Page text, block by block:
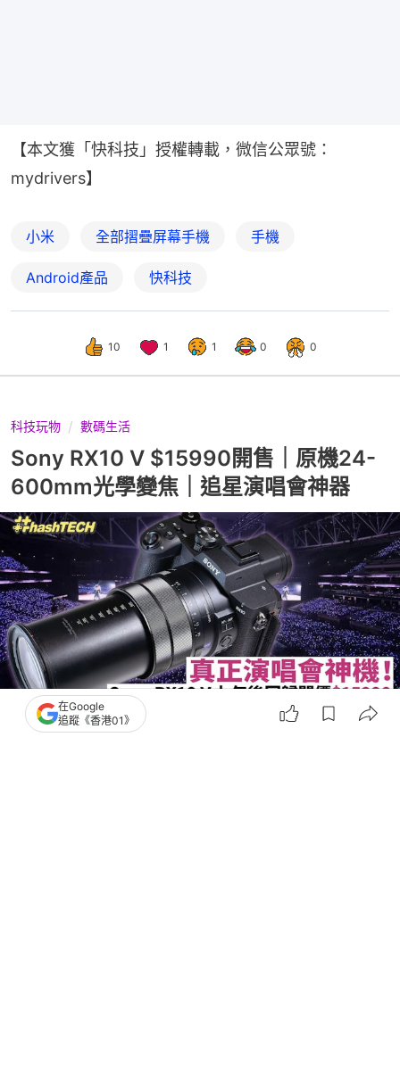
【本文獲「快科技」授權轉載，微信公眾號：
mydrivers】
小米 全部摺疊屏幕手機 手機
Android產品 快科技
10 1 1 0 0
科技玩物 數碼生活
Sony RX10 V $15990開售｜原機24-
600mm光學變焦｜追星演唱會神器
在Google
追蹤《香港01》